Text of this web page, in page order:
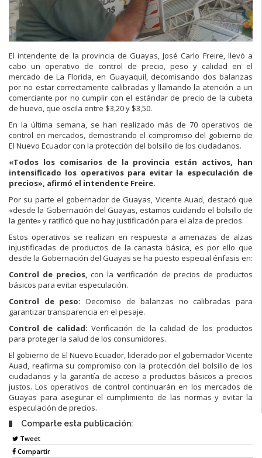
El intendente de la provincia de Guayas, José Carlo Freire, llevó a
cabo un operativo de control de precio, peso y calidad en el
mercado de La Florida, en Guayaquil, decomisando dos balanzas
por no estar correctamente calibradas y llamando la atención a un
comerciante por no cumplir con el estándar de precio de la cubeta
de huevo, que oscila entre $3,20 y $3,50.
En la última semana, se han realizado más de 70 operativos de
control en mercados, demostrando el compromiso del gobierno de
El Nuevo Ecuador con la protección del bolsillo de los ciudadanos.
«Todos los comisarios de la provincia están activos, han
intensificado los operativos para evitar la especulación de
precios», afirmó el intendente Freire.
Por su parte el gobernador de Guayas, Vicente Auad, destacó que
«desde la Gobernación del Guayas, estamos cuidando el bolsillo de
la gente» y ratificó que no hay justificación para el alza de precios.
Estos operativos se realizan en respuesta a amenazas de alzas
injustificadas de productos de la canasta básica, es por ello que
desde la Gobernación del Guayas se ha puesto especial énfasis en:
Control de precios,con la verificación de precios de productos
básicos para evitar especulación.
Control de peso: Decomiso de balanzas no calibradas para
garantizar transparencia en el pesaje.
Control de calidad: Verificación de la calidad de los productos
para proteger la salud de los consumidores.
El gobierno de El Nuevo Ecuador, liderado por el gobernador Vicente
Auad, reafirma su compromiso con la protección del bolsillo de los
ciudadanos y la garantía de acceso a productos básicos a precios
justos. Los operativos de control continuarán en los mercados de
Guayas para asegurar el cumplimiento de las normas y evitar la
especulación de precios.
Comparte esta publicación:
Tweet
Compartir